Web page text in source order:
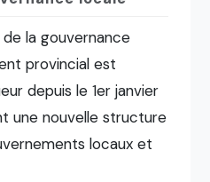
la gouvernance
provincial est
depuis le 1er janvier
une nouvelle structure
locaux et